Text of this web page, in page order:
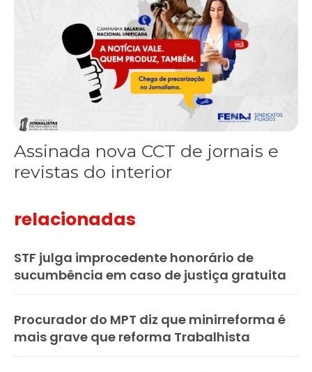
Assinada nova CCT de jornais e
revistas do interior
relacionadas
STF julga improcedente honorário de
sucumbência em caso de justiça gratuita
Procurador do MPT diz que minirreforma é
mais grave que reforma Trabalhista